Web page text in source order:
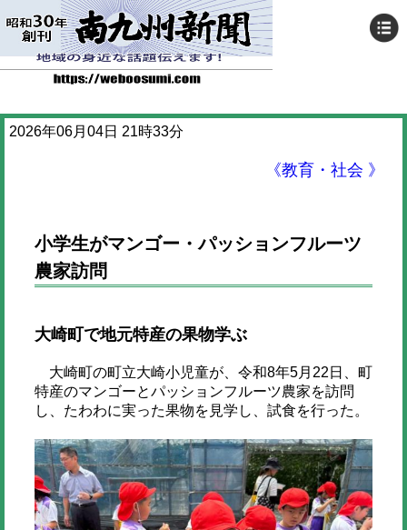
2026年06月04日 21時33分
《教育・社会 》
小学生がマンゴー・パッションフルーツ
農家訪問
大崎町で地元特産の果物学ぶ
大崎町の町立大崎小児童が、令和8年5月22日、町
特産のマンゴーとパッションフルーツ農家を訪問
し、たわわに実った果物を見学し、試食を行った。